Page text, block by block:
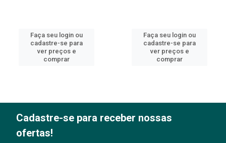
Faça seu login ou
cadastre-se para
ver preços e
comprar
Faça seu login ou
cadastre-se para
ver preços e
comprar
Cadastre-se para receber nossas
ofertas!